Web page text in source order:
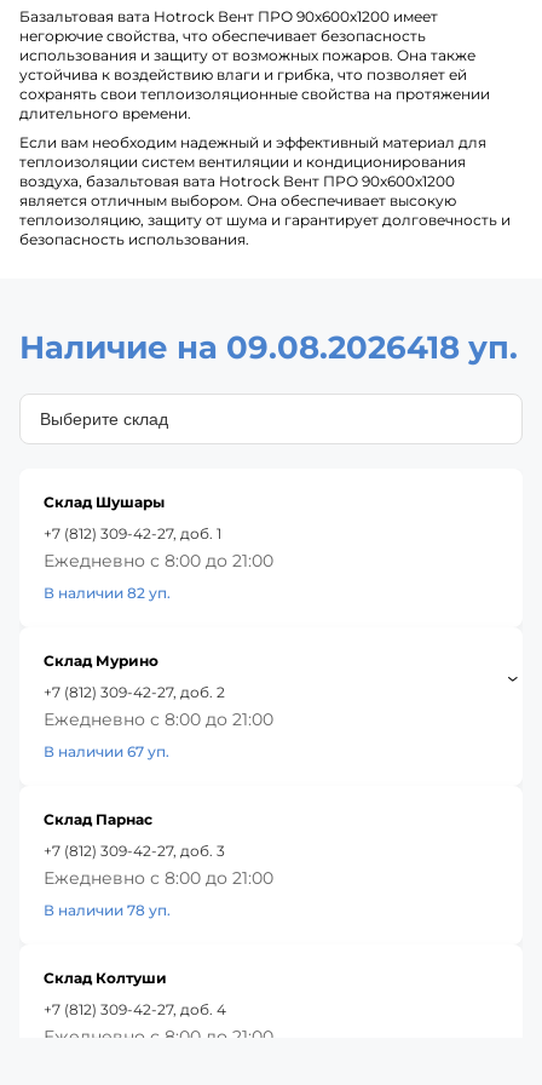
Базальтовая вата Hotrock Вент ПРО 90х600х1200 имеет
негорючие свойства, что обеспечивает безопасность
использования и защиту от возможных пожаров. Она также
устойчива к воздействию влаги и грибка, что позволяет ей
сохранять свои теплоизоляционные свойства на протяжении
длительного времени.
Если вам необходим надежный и эффективный материал для
теплоизоляции систем вентиляции и кондиционирования
воздуха, базальтовая вата Hotrock Вент ПРО 90х600х1200
является отличным выбором. Она обеспечивает высокую
теплоизоляцию, защиту от шума и гарантирует долговечность и
безопасность использования.
Наличие на 09.08.2026418 уп.
Склад Шушары
+7 (812) 309-42-27, доб. 1
Ежедневно с 8:00 до 21:00
В наличии 82 уп.
Склад Мурино
+7 (812) 309-42-27, доб. 2
Ежедневно с 8:00 до 21:00
В наличии 67 уп.
Склад Парнас
+7 (812) 309-42-27, доб. 3
Ежедневно с 8:00 до 21:00
В наличии 78 уп.
Склад Колтуши
+7 (812) 309-42-27, доб. 4
Ежедневно с 8:00 до 21:00